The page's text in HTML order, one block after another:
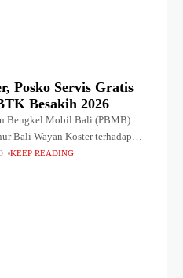
Posko Servis Gratis
Besakih 2026
Bengkel Mobil Bali (PBMB)
Bali Wayan Koster terhadap
melalui peresmian posko
KEEP READING